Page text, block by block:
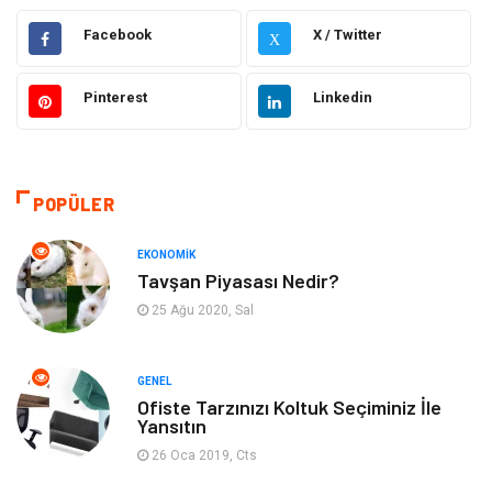
Hukuk Giyim
Elektronik Makine
Sağlıklı Yaşam
Otomotiv
Tatil
Yeme & İçme Spor
Facebook X X / Twitter
Pinterest Linkedin
POPÜLER
EKONOMIK
Tavşan Piyasası Nedir?
25 Ağu 2020, Sal
GENEL
Ofiste Tarzınızı Koltuk Seçiminiz İle
Yansıtın
26 Oca 2019, Cts